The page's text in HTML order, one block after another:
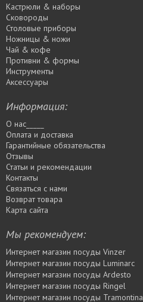
Кастрюли & наборы
Сковороды
Столовые приборы
Ножницы & ножи
Чай & кофе
Противни & формы
Инструменты
Аксессуары
Информация:
О нас_____
Оплата и доставка
Гарантийные обязательства
Отзывы
Статьи и рекомендации
Контакты
Связаться с нами
Возврат товара
Карта сайта
Мы рекомендуем:
Интернет магазин посуды Vinzer
Интернет магазин посуды Luminarc
Интернет магазин посуды Ardesto
Интернет магазин посуды Rіngel
Интернет магазин посуды Tramontina